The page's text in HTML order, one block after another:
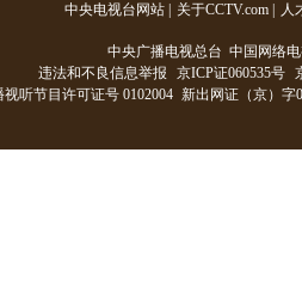
中央电视台网站 关于CCTV.com 人
中央广播电视总台 中国网络
违法和不良信息举报
京ICP证060535号
视听节目许可证号 0102004 新出网证（京）